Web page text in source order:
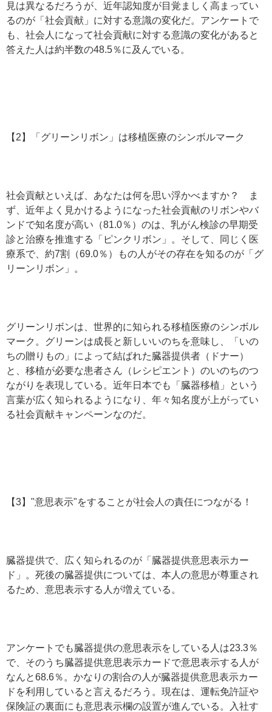
見は異なるだろうが、近年認知度が目覚ましく高まってい
るのが「社会貢献」に対する意識の変化だ。アンケートで
も、社会人になって社会貢献に対する意識の変化があると
答えた人は約半数の48.5％に及んでいる。
【2】「グリーンリボン」は移植医療のシンボルマーク
社会貢献といえば、あなたは何を思い浮かべますか？ ま
ず、近年よく見かけるようになった社会貢献のリボンやバ
ンドで知名度が高い（81.0％）のは、乳がん検診の早期受
診と治療を推進する「ピンクリボン」。そして、同じく医
療系で、約7割（69.0％）もの人がその存在を知るのが「グ
リーンリボン」。
グリーンリボンは、世界的に知られる移植医療のシンボル
マーク。グリーンは成長と新しいいのちを意味し、「いの
ちの贈りもの」によって結ばれた臓器提供者（ドナー）
と、移植が必要な患者さん（レシピエント）のいのちのつ
ながりを表現している。近年日本でも「臓器移植」という
言葉が広く知られるようになり、年々知名度が上がってい
る社会貢献キャンペーンなのだ。
【3】"意思表示"をすることが社会人の責任につながる！
臓器提供で、広く知られるのが「臓器提供意思表示カー
ド」。死後の臓器提供については、本人の意思が尊重され
るため、意思表示する人が増えている。
アンケートでも臓器提供の意思表示をしている人は23.3％
で、そのうち臓器提供意思表示カードで意思表示する人が
なんと68.6％。かなりの割合の人が臓器提供意思表示カー
ドを利用していると言えるだろう。現在は、運転免許証や
保険証の裏面にも意思表示欄の設置が進んでいる。入社す